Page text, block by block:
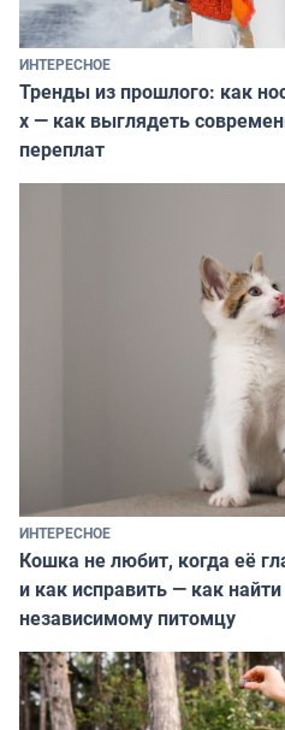
ИНТЕРЕСНОЕ
Тренды из прошлого: как
х — как выглядеть
переплат
ИНТЕРЕСНОЕ
Кошка не любит, когда её
и как исправить — как
независимому питомцу